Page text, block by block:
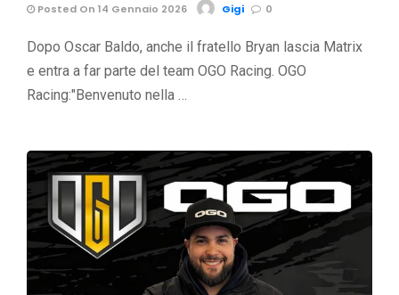
Posted On 14 Gennaio 2026 Gigi 0
Dopo Oscar Baldo, anche il fratello Bryan lascia Matrix
e entra a far parte del team OGO Racing. OGO
Racing:"Benvenuto nella …